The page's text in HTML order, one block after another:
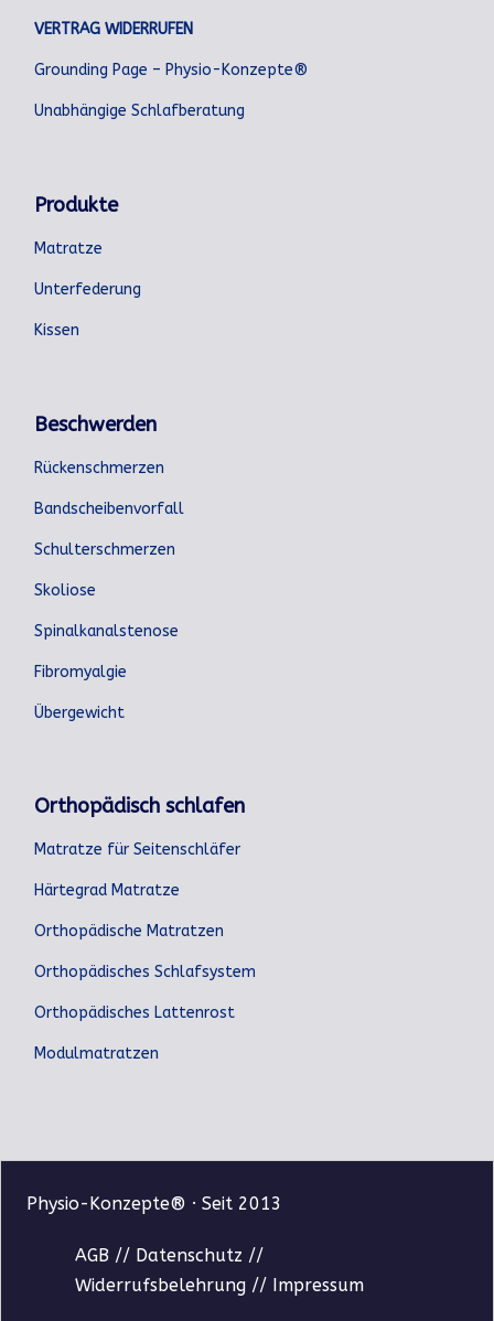
VERTRAG WIDERRUFEN
Grounding Page – Physio-Konzepte®
Unabhängige Schlafberatung
Produkte
Matratze
Unterfederung
Kissen
Beschwerden
Rückenschmerzen
Bandscheibenvorfall
Schulterschmerzen
Skoliose
Spinalkanalstenose
Fibromyalgie
Übergewicht
Orthopädisch schlafen
Matratze für Seitenschläfer
Härtegrad Matratze
Orthopädische Matratzen
Orthopädisches Schlafsystem
Orthopädisches Lattenrost
Modulmatratzen
Physio-Konzepte® · Seit 2013
AGB // Datenschutz //
Widerrufsbelehrung // Impressum